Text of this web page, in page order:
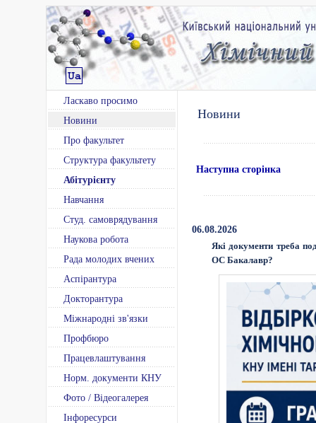
Ласкаво просимо
Новини
Про факультет
Структура факультету
Абітурієнту
Навчання
Студ. самоврядування
Наукова робота
Рада молодих вчених
Аспірантура
Докторантура
Міжнародні зв'язки
Профбюро
Працевлаштування
Норм. документи КНУ
Фото / Відеогалерея
Інфоресурси
Новини
Наступна сторінка
06.08.2026
Які документи треба
ОС Бакалавр?